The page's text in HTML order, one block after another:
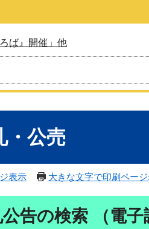
ば』開催」他
・公売
表示 大きな文字で印刷ペー
公告の検索 （電子